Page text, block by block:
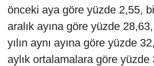
önceki aya göre yüzde 2,55,
aralık ayına göre yüzde
yılın aynı ayına göre yüzde
aylık ortalamalara göre yüzde